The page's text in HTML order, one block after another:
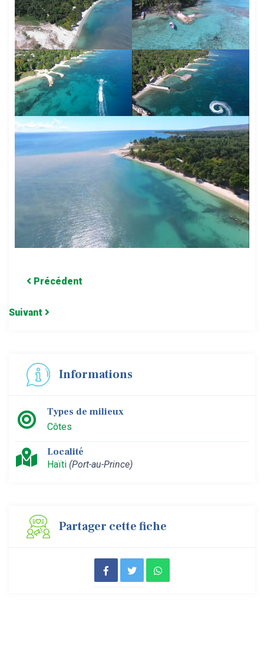
Précédent
Suivant
Informations
Types de milieux
Côtes
Localité
Haïti (Port-au-Prince)
Partager cette fiche